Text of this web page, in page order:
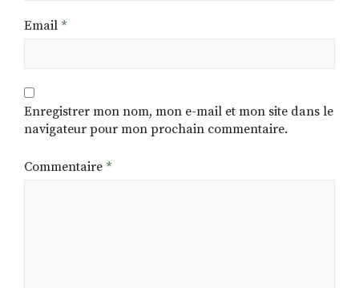
Email *
Enregistrer mon nom, mon e-mail et mon site dans le
navigateur pour mon prochain commentaire.
Commentaire *